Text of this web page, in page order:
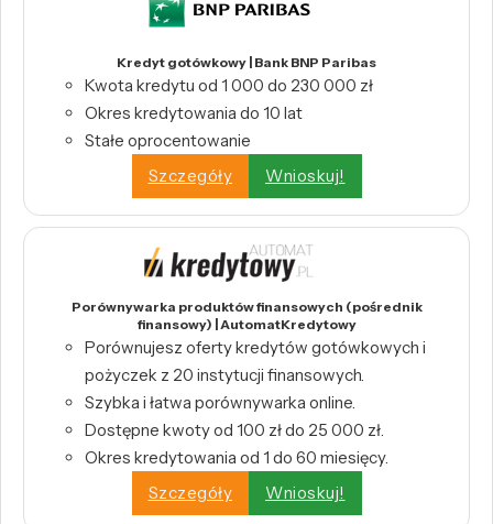
Kredyt gotówkowy | Bank BNP Paribas
Kwota kredytu od 1 000 do 230 000 zł
Okres kredytowania do 10 lat
Stałe oprocentowanie
Szczegóły
Wnioskuj!
Porównywarka produktów finansowych (pośrednik
finansowy) | AutomatKredytowy
Porównujesz oferty kredytów gotówkowych i
pożyczek z 20 instytucji finansowych.
Szybka i łatwa porównywarka online.
Dostępne kwoty od 100 zł do 25 000 zł.
Okres kredytowania od 1 do 60 miesięcy.
Szczegóły
Wnioskuj!